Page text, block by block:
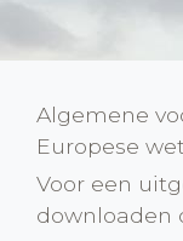
Algemene
Europese
Voor een
downloaden